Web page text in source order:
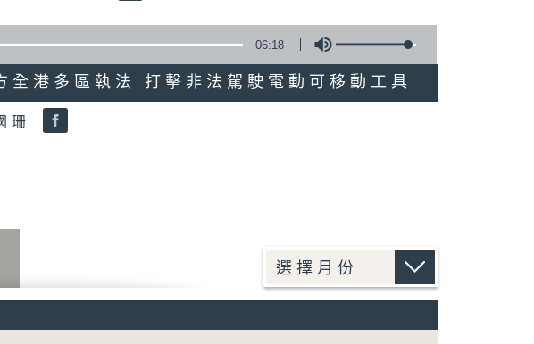
06:18
多區執法 打擊非法駕駛電動可移動工具
珊